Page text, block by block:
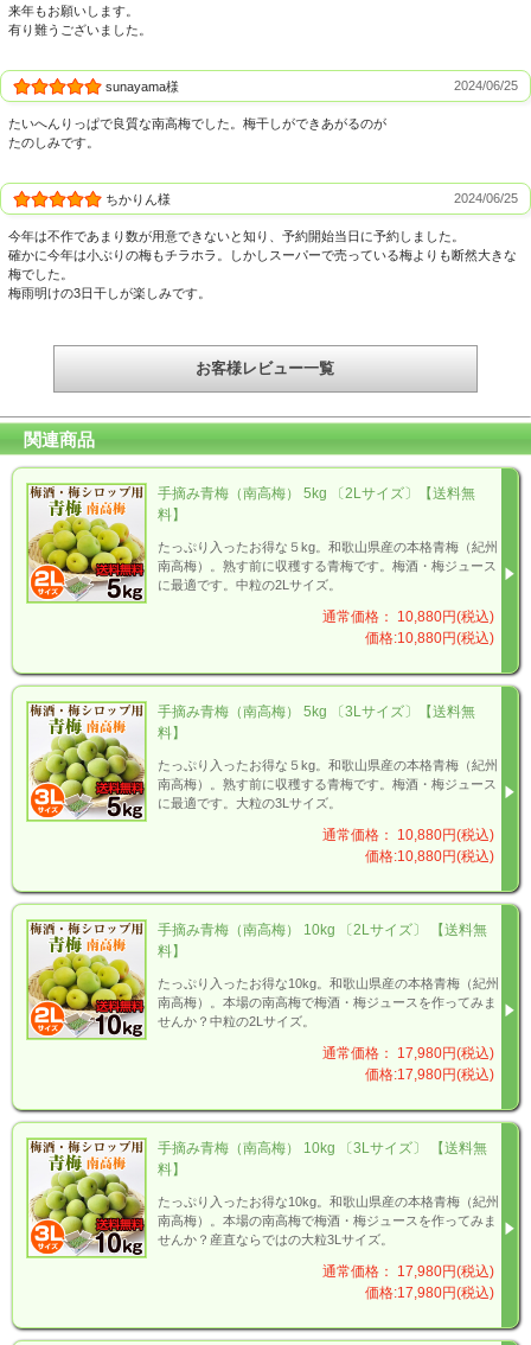
来年もお願いします。
有り難うございました。
sunayama様 2024/06/25
たいへんりっぱで良質な南高梅でした。梅干しができあがるのが
たのしみです。
ちかりん様 2024/06/25
今年は不作であまり数が用意できないと知り、予約開始当日に予約しました。
確かに今年は小ぶりの梅もチラホラ。しかしスーパーで売っている梅よりも断然大きな
梅でした。
梅雨明けの3日干しが楽しみです。
お客様レビュー一覧
関連商品
手摘み青梅（南高梅） 5kg 〔2Lサイズ〕【送料無
料】
たっぷり入ったお得な５kg。和歌山県産の本格青梅（紀州
南高梅）。熟す前に収穫する青梅です。梅酒・梅ジュース
に最適です。中粒の2Lサイズ。
通常価格： 10,880円(税込)
価格:10,880円(税込)
手摘み青梅（南高梅） 5kg 〔3Lサイズ〕【送料無
料】
たっぷり入ったお得な５kg。和歌山県産の本格青梅（紀州
南高梅）。熟す前に収穫する青梅です。梅酒・梅ジュース
に最適です。大粒の3Lサイズ。
通常価格： 10,880円(税込)
価格:10,880円(税込)
手摘み青梅（南高梅） 10kg 〔2Lサイズ〕 【送料無
料】
たっぷり入ったお得な10kg。和歌山県産の本格青梅（紀州
南高梅）。本場の南高梅で梅酒・梅ジュースを作ってみま
せんか？中粒の2Lサイズ。
通常価格： 17,980円(税込)
価格:17,980円(税込)
手摘み青梅（南高梅） 10kg 〔3Lサイズ〕 【送料無
料】
たっぷり入ったお得な10kg。和歌山県産の本格青梅（紀州
南高梅）。本場の南高梅で梅酒・梅ジュースを作ってみま
せんか？産直ならではの大粒3Lサイズ。
通常価格： 17,980円(税込)
価格:17,980円(税込)